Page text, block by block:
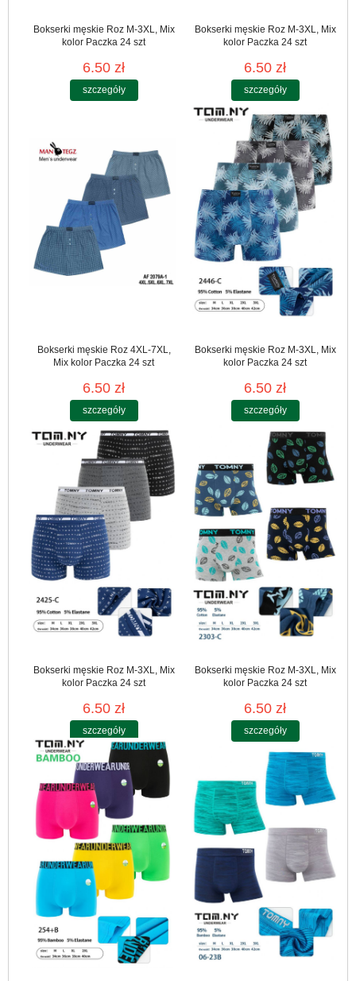
Bokserki męskie Roz M-3XL, Mix
kolor Paczka 24 szt
6.50 zł
szczegóły
Bokserki męskie Roz M-3XL, Mix
kolor Paczka 24 szt
6.50 zł
szczegóły
Bokserki męskie Roz 4XL-7XL,
Mix kolor Paczka 24 szt
6.50 zł
szczegóły
Bokserki męskie Roz M-3XL, Mix
kolor Paczka 24 szt
6.50 zł
szczegóły
Bokserki męskie Roz M-3XL, Mix
kolor Paczka 24 szt
6.50 zł
szczegóły
Bokserki męskie Roz M-3XL, Mix
kolor Paczka 24 szt
6.50 zł
szczegóły